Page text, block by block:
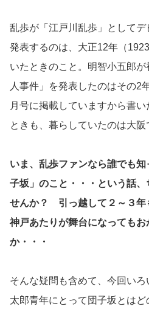
乱歩が「江戸川乱歩」として
発表するのは、大正12年（
いたときのこと。明智小五郎
人事件」を発表したのはその2
月号に掲載していますから書
ときも、暮らしていたのは大阪
いま、乱歩ファンなら誰でも
子坂」のこと・・・という話
せんか？ 引っ越して２～３年
神戸あたりが舞台になっても
か・・・
そんな疑問も含めて、今回い
太郎青年にとって団子坂とは